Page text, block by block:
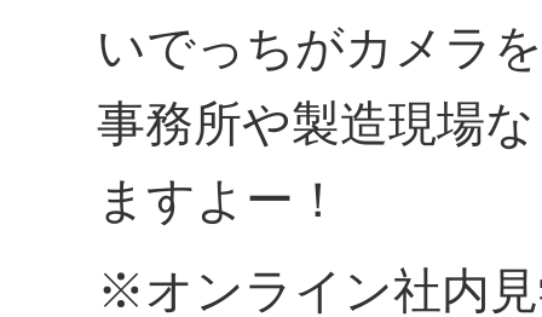
いでっちがカメラ
事務所や製造現場
ますよー！
※オンライン社内